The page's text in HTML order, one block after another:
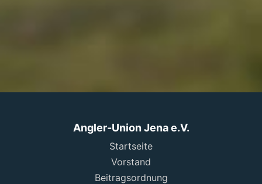
Angler-Union Jena e.V.
Startseite
Vorstand
Beitragsordnung